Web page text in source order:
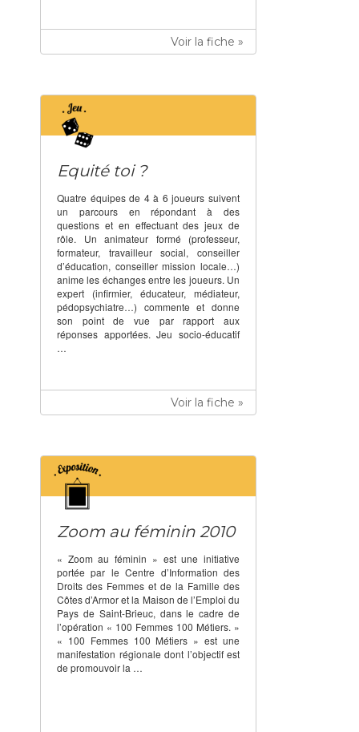
Voir la fiche »
Equité toi ?
Quatre équipes de 4 à 6 joueurs suivent
un parcours en répondant à des
questions et en effectuant des jeux de
rôle. Un animateur formé (professeur,
formateur, travailleur social, conseiller
d’éducation, conseiller mission locale…)
anime les échanges entre les joueurs. Un
expert (infirmier, éducateur, médiateur,
pédopsychiatre…) commente et donne
son point de vue par rapport aux
réponses apportées. Jeu socio-éducatif
…
Voir la fiche »
Zoom au féminin 2010
« Zoom au féminin » est une initiative
portée par le Centre d’Information des
Droits des Femmes et de la Famille des
Côtes d’Armor et la Maison de l’Emploi du
Pays de Saint-Brieuc, dans le cadre de
l’opération « 100 Femmes 100 Métiers. »
« 100 Femmes 100 Métiers » est une
manifestation régionale dont l’objectif est
de promouvoir la …